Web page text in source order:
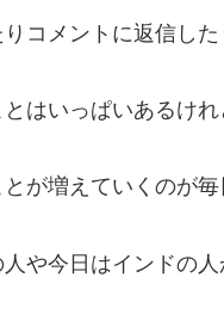
コメントに返信した
はいっぱいあるけれ
が増えていくのが毎
や今日はインドの人